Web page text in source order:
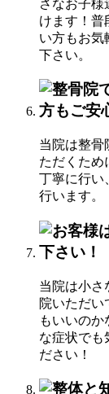
さなお子様
けます！普
い方もお気
下さい。
当院は整骨
ただくため
丁寧に行い
行います。
当院は小さ
院いただい
もいいの
な症状でも
ださい！